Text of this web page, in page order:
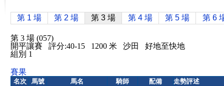
第 1 場 第 2 場 第 3 場 第 4 場 第 5 場 第 6
第 3 場 (057)
開平讓賽 評分:40-15 1200 米 沙田 好地至快地
組別 1
賽果
名次 馬號 馬名 騎師 配備
走勢評述